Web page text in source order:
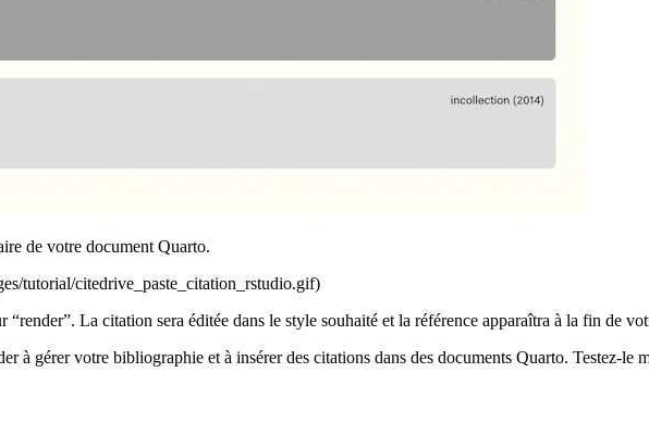
de votre document Quarto.
tutorial/citedrive_paste_citation_rstudio.gif)
La citation sera éditée dans le style souhaité et la référence apparaîtra à la fin de
à gérer votre bibliographie et à insérer des citations dans des documents Quarto. Testez-